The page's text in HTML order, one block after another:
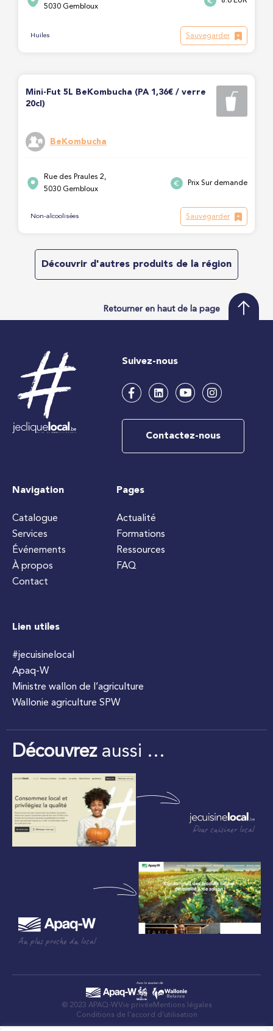
5030 Gembloux
Huiles Sauvegarder
Mini-Fut 5L BeKombucha (PA 1,36€ / verre
20cl)
BeKombucha
Rue des Praules 2,
5030 Gembloux
Prix Sur demande
Non-alcoolisées Sauvegarder
Découvrir d'autres produits de la région
Retourner en haut de la page
Suivez-nous
Contactez-nous
Navigation
Catalogue
Services
Événements
À propos
Contact
Pages
Actualité
Formations
Ressources
FAQ
Lien utiles
#jecuisinelocal
Apaq-W
Ministre wallon de l’agriculture
Wallonie agriculture SPW
Découvrezaussi …
Pour cuisiner local
Au plus proche du local
© 2023 APAQ-WVie privée Mentions légales
Conditions de l’accord d’utilisation